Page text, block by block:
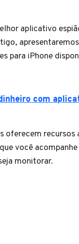
aplicativo
para iPhone
com
oferecem recursos
você
monitorar.